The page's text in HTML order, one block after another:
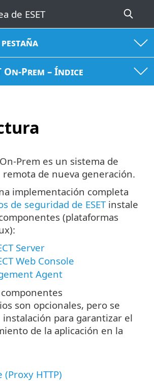
On-Prem – Índice
On-Prem es un sistema de
de nueva generación.
implementación completa
de seguridad de ESETinstale
(plataformas
Server
Web Console
Agent
son opcionales, pero se
para garantizar el
de la aplicación en la
(Proxy HTTP)